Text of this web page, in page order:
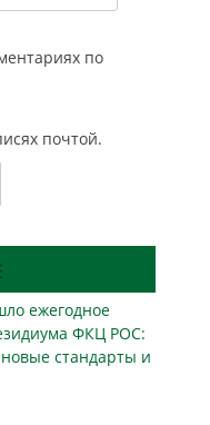
по
почтой.
ежегодное
ФКЦ РОС:
стандарты и